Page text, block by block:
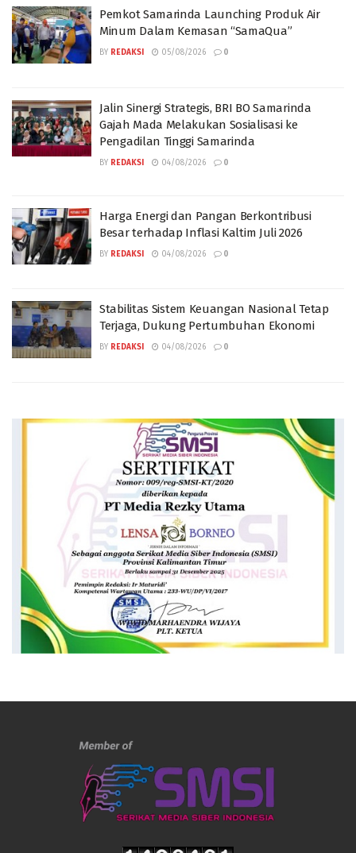
Pemkot Samarinda Launching Produk Air
Minum Dalam Kemasan “SamaQua”
BY REDAKSI 05/08/2026 0
Jalin Sinergi Strategis, BRI BO Samarinda
Gajah Mada Melakukan Sosialisasi ke
Pengadilan Tinggi Samarinda
BY REDAKSI 04/08/2026 0
Harga Energi dan Pangan Berkontribusi
Besar terhadap Inflasi Kaltim Juli 2026
BY REDAKSI 04/08/2026 0
Stabilitas Sistem Keuangan Nasional Tetap
Terjaga, Dukung Pertumbuhan Ekonomi
BY REDAKSI 04/08/2026 0